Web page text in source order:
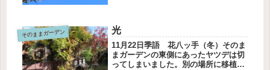
りを感じことはありません。それなの
に２階のサッシを開けたらふんわりと
香...
そのままガーデン 光
11月22日季語 花八ッ手（冬）そのま
まガーデンの東側にあったヤツデは切
ってしまいました。別の場所に移植し